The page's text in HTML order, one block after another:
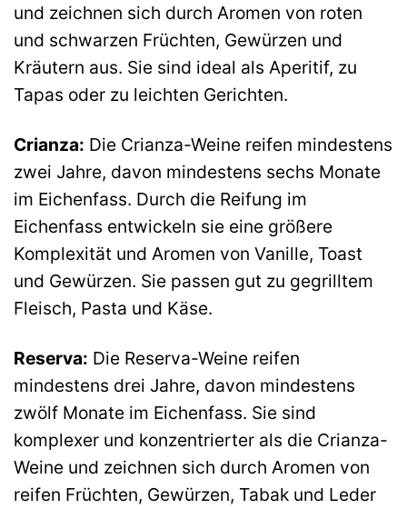
und zeichnen sich durch Aromen von roten
und schwarzen Früchten, Gewürzen und
Kräutern aus. Sie sind ideal als Aperitif, zu
Tapas oder zu leichten Gerichten.
Crianza: Die Crianza-Weine reifen mindestens
zwei Jahre, davon mindestens sechs Monate
im Eichenfass. Durch die Reifung im
Eichenfass entwickeln sie eine größere
Komplexität und Aromen von Vanille, Toast
und Gewürzen. Sie passen gut zu gegrilltem
Fleisch, Pasta und Käse.
Reserva: Die Reserva-Weine reifen
mindestens drei Jahre, davon mindestens
zwölf Monate im Eichenfass. Sie sind
komplexer und konzentrierter als die Crianza-
Weine und zeichnen sich durch Aromen von
reifen Früchten, Gewürzen, Tabak und Leder